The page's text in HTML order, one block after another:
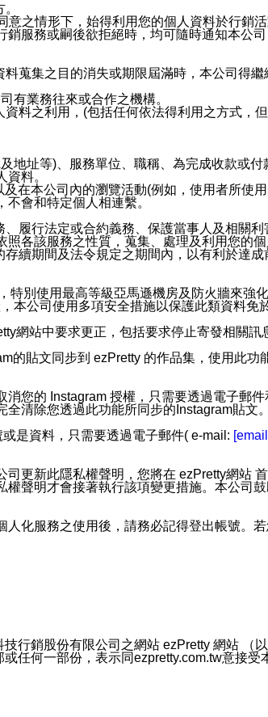
之情形下，始得利用您的個人資料於行銷
服務或嗣後欲拒絕時，均可隨時通知本公
蒐集之目的消失或期限屆滿時，本公司得繼
有業務往來或合作之機構。
料之利用，(包括任何依法得利用之方式，
地址等)、服務單位、職稱、為完成收款或
料。
在本公司內的瀏覽活動(例如，使用者所使
會和特定個人相連繫。
履行法定或合約義務、保護當事人及相關
各該服務之性質，蒐集、處理及利用您的個
續期間及法令規定之期間內，以有利於達
別使用最高等級亞馬遜機房及防火牆來強
公司使用多項安全措施以保護此類資料免
網站中要求更正，包括要求停止寄發相關訊
貼文同步到 ezPretty 的作品集，使用此
您的 Instagram 授權，只需要透過電子郵
清除您透過此功能所同步的Instagram貼文。
是資料，只需要透過電子郵件( e-mail:
更新此隱私權聲明，您將在 ezPretty網站
聲明才會接著執行該項變更措施。本公司
化服務之使用後，請務必記得登出帳號。
，您仍可接收到通知型訊息。
的訊息皆不會被傳送。滿足以下三個條件
行銷股份有限公司之網站 ezPretty 網站 （
任何一部份，表示同ezpretty.com.tw意接受